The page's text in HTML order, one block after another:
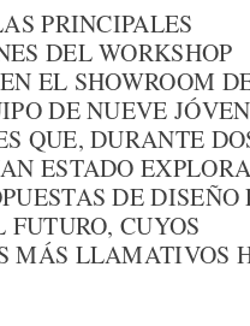
PRINCIPALES
DEL WORKSHOP
EL SHOWROOM
DE NUEVE
QUE, DURANTE
ESTADO
DE
CUYOS
MÁS LLAMATIVOS